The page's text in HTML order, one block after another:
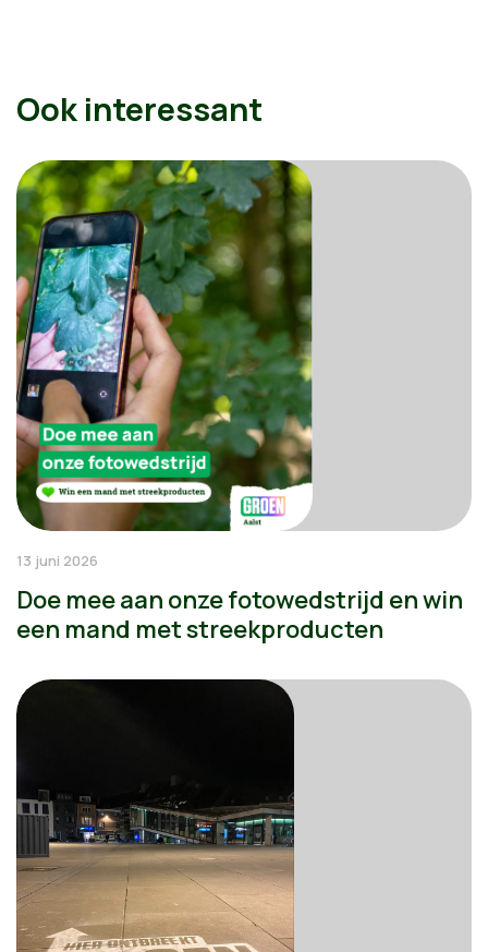
Ook interessant
13 juni 2026
Doe mee aan onze fotowedstrijd en win
een mand met streekproducten